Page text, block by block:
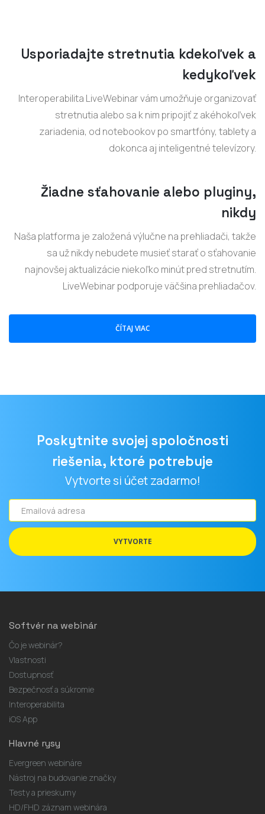
Usporiadajte stretnutia kdekoľvek a
kedykoľvek
Interoperabilita LiveWebinar vám umožňuje organizovať
stretnutia alebo sa k nim pripojiť z akéhokoľvek
zariadenia, od notebookov po smartfóny, tablety a
dokonca aj inteligentné televízory.
Žiadne sťahovanie alebo pluginy,
nikdy
Naša platforma je založená výlučne na prehliadači, takže
sa už nikdy nebudete musieť starať o sťahovanie
najnovšej aktualizácie niekoľko minút pred stretnutím.
LiveWebinar podporuje väčšina prehliadačov.
ČÍTAJ VIAC
Poskytnite svojej spoločnosti
riešenia, ktoré potrebuje
Vytvorte si účet zadarmo!
Emailová
adresa
VYTVORTE
Softvér na webinár
Čo je webinár?
Vlastnosti
Dostupnosť
Bezpečnosť a súkromie
Interoperabilita
iOS App
Hlavné rysy
Evergreen webináre
Nástroj na budovanie značky
Testy a prieskumy
HD/FHD záznam webinára